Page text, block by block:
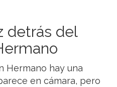
detrás del
Hermano hay una
en cámara, pero